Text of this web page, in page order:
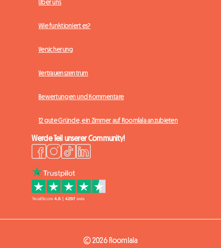
Über uns
Wie funktioniert es?
Versicherung
Vertrauenszentrum
Bewertungen und Kommentare
12 gute Gründe, ein Zimmer auf Roomlala anzubieten
Werde Teil unserer Community!
© 2026 Roomlala